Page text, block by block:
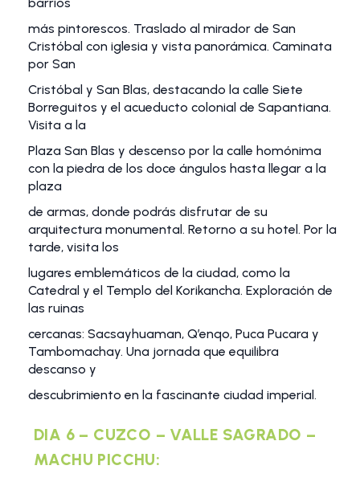
más pintorescos. Traslado al mirador de San
Cristóbal con iglesia y vista panorámica. Caminata
por San
Cristóbal y San Blas, destacando la calle Siete
Borreguitos y el acueducto colonial de Sapantiana.
Visita a la
Plaza San Blas y descenso por la calle homónima
con la piedra de los doce ángulos hasta llegar a la
plaza
de armas, donde podrás disfrutar de su
arquitectura monumental. Retorno a su hotel. Por la
tarde, visita los
lugares emblemáticos de la ciudad, como la
Catedral y el Templo del Korikancha. Exploración de
las ruinas
cercanas: Sacsayhuaman, Q’enqo, Puca Pucara y
Tambomachay. Una jornada que equilibra
descanso y
descubrimiento en la fascinante ciudad imperial.
DIA 6 – CUZCO – VALLE SAGRADO –
MACHU PICCHU: